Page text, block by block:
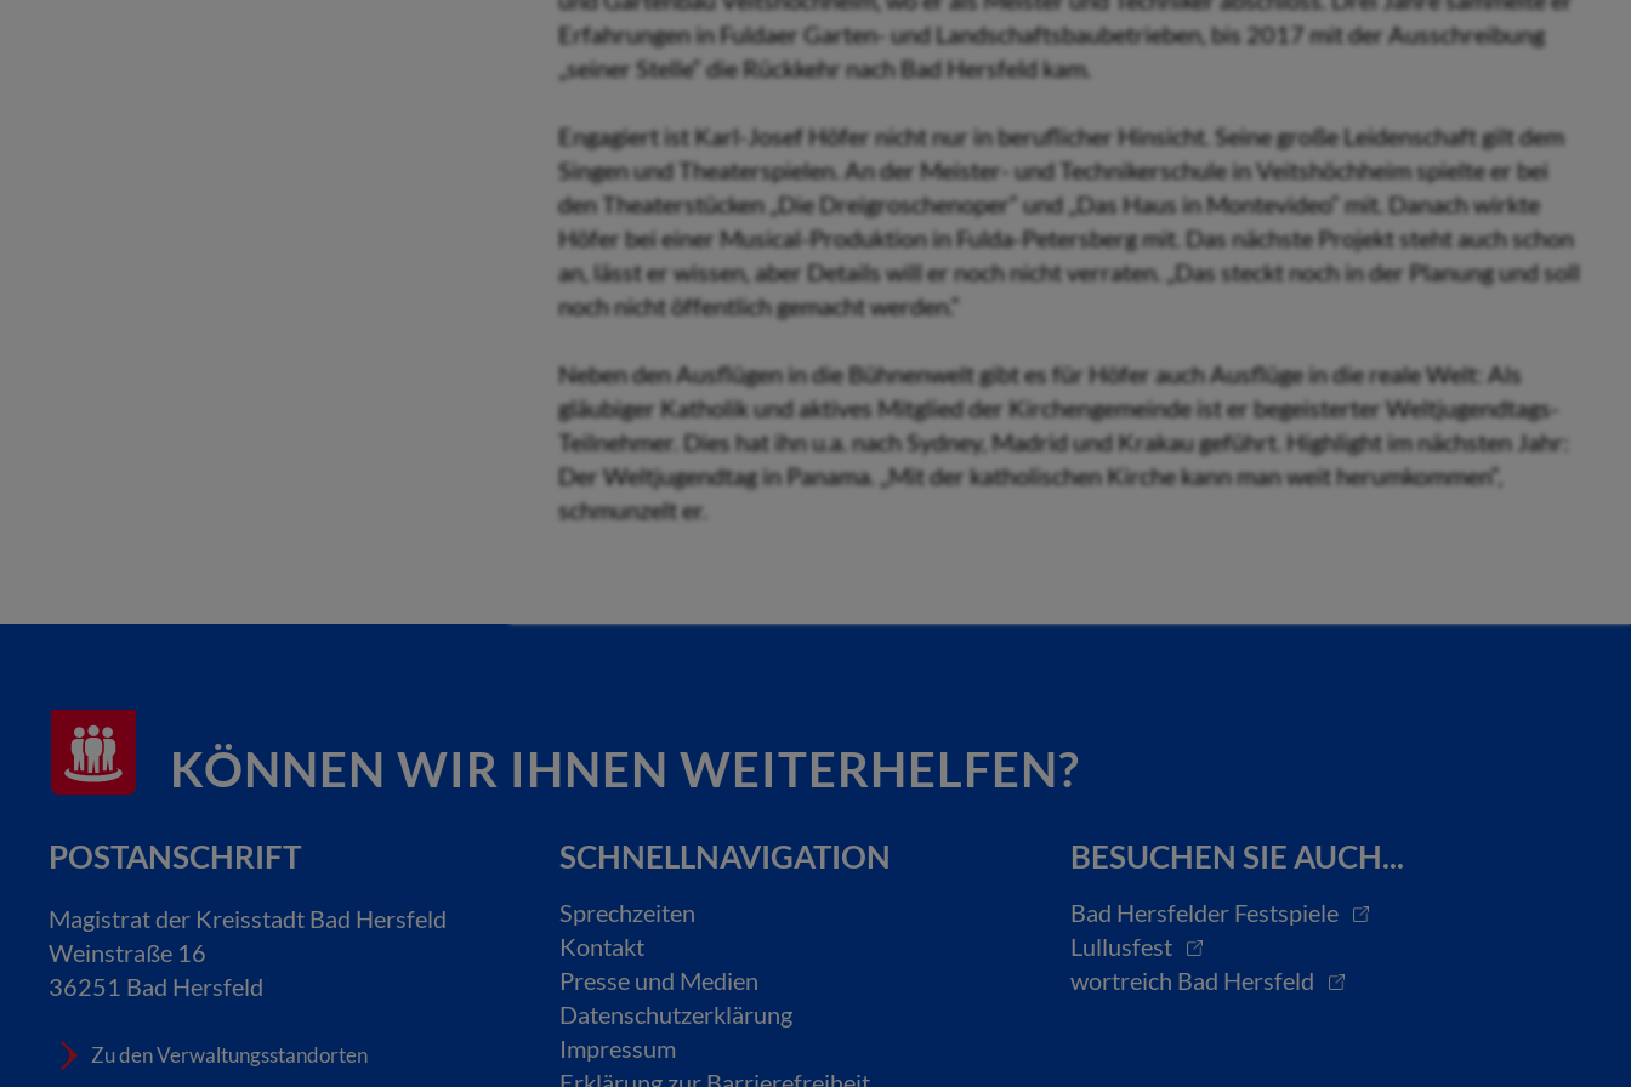
Erfahrungen in Fuldaer Garten- und Landschaftsbaubetrieben, bis 2017 mit der Ausschreibung
„seiner Stelle“ die Rückkehr nach Bad Hersfeld kam.
Engagiert ist Karl-Josef Höfer nicht nur in beruflicher Hinsicht. Seine große Leidenschaft gilt dem
Singen und Theaterspielen. An der Meister- und Technikerschule in Veitshöchheim spielte er bei
den Theaterstücken „Die Dreigroschenoper“ und „Das Haus in Montevideo“ mit. Danach wirkte
Höfer bei einer Musical-Produktion in Fulda-Petersberg mit. Das nächste Projekt steht auch schon
an, lässt er wissen, aber Details will er noch nicht verraten. „Das steckt noch in der Planung und soll
noch nicht öffentlich gemacht werden.“
Neben den Ausflügen in die Bühnenwelt gibt es für Höfer auch Ausflüge in die reale Welt: Als
gläubiger Katholik und aktives Mitglied der Kirchengemeinde ist er begeisterter Weltjugendtags-
Teilnehmer. Dies hat ihn u.a. nach Sydney, Madrid und Krakau geführt. Highlight im nächsten Jahr:
Der Weltjugendtag in Panama. „Mit der katholischen Kirche kann man weit herumkommen“,
schmunzelt er.
KÖNNEN WIR IHNEN WEITERHELFEN?
POSTANSCHRIFT
Magistrat der Kreisstadt Bad Hersfeld
Weinstraße 16
36251 Bad Hersfeld
Zu den Verwaltungsstandorten
SCHNELLNAVIGATION
Sprechzeiten
Kontakt
Presse und Medien
Datenschutzerklärung
Impressum
BESUCHEN SIE AUCH...
Bad Hersfelder Festspiele
Lullusfest
wortreich Bad Hersfeld